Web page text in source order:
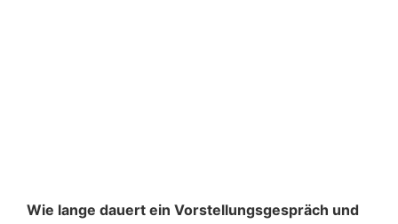
Wie lange dauert ein Vorstellungsgespräch und